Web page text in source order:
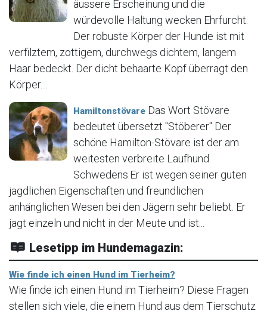
äussere Erscheinung und die
würdevolle Haltung wecken Ehrfurcht.
Der robuste Körper der Hunde ist mit
verfilztem, zottigem, durchwegs dichtem, langem
Haar bedeckt. Der dicht behaarte Kopf überragt den
Körper....
Hamiltonstövare Das Wort Stövare
bedeutet übersetzt "Stöberer" Der
schöne Hamilton-Stövare ist der am
weitesten verbreite Laufhund
Schwedens.Er ist wegen seiner guten
jagdlichen Eigenschaften und freundlichen
anhänglichen Wesen bei den Jägern sehr beliebt. Er
jagt einzeln und nicht in der Meute und ist...
Lesetipp im Hundemagazin:
Wie finde ich einen Hund im Tierheim?
Wie finde ich einen Hund im Tierheim? Diese Fragen
stellen sich viele, die einem Hund aus dem Tierschutz